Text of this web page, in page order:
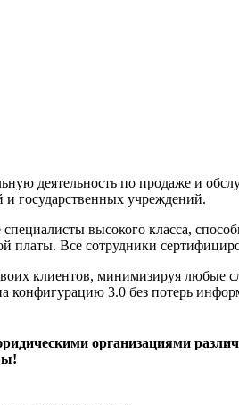
деятельность по продаже и
и государственных учреждений.
высокого класса,
платы. Все сотрудники
клиентов, минимизируя любые
конфигурацию 3.0 без потерь
организациями